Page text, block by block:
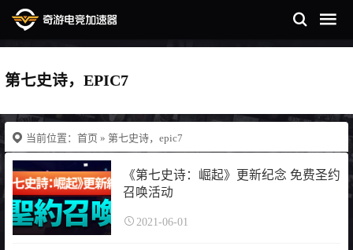
第七史诗，EPIC7
当前位置： 首页 » 第七史诗，epic7
《第七史诗：崛起》更新纪念 免费圣约
召唤活动
2021-06-01